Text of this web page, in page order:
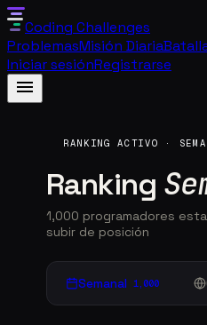
Coding Challenges
ProblemasMisión Diaria
Iniciar sesiónRegistrarse
menu
RANKING ACTIVO ·
Ranking
1,000 programadores
subir de posición
Semanal 1,000